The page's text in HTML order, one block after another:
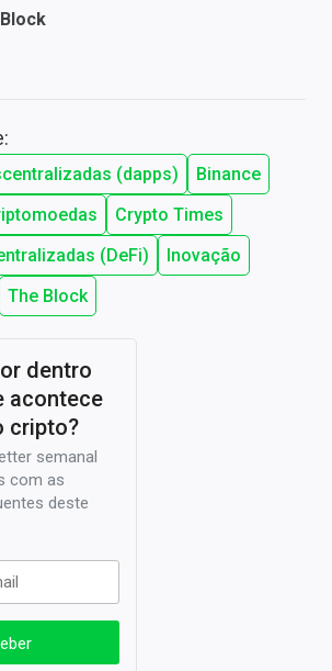
(dapps)
Binance
Crypto Times
(DeFi)
Inovação
The Block
dentro
acontece
cripto?
semanal
com as
deste